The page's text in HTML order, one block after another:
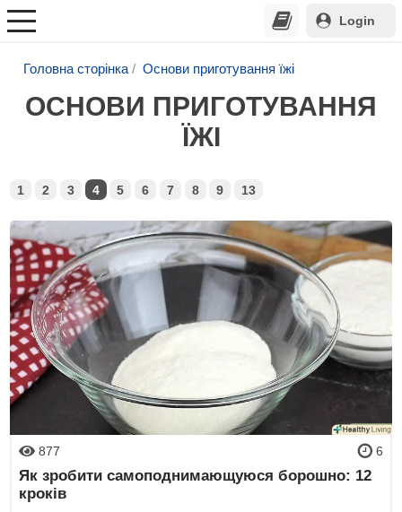
Login
Головна сторінка Основи приготування їжі
ОСНОВИ ПРИГОТУВАННЯ
ЇЖІ
1 2 3 4 5 6 7 8 9 13
877 6
Як зробити самоподнимающуюся борошно: 12
кроків